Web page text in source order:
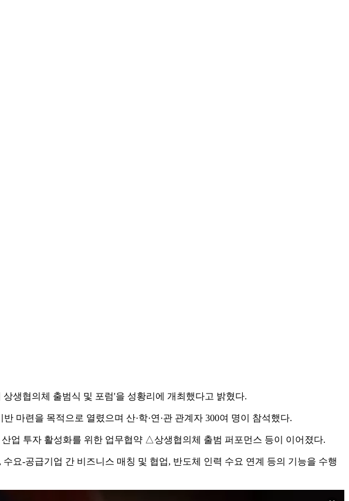
생협의체 출범식 및 포럼'을 성황리에 개최했다고 밝혔다.
마련을 목적으로 열렸으며 산·학·연·관 관계자 300여 명이 참석했다.
업 투자 활성화를 위한 업무협약 △상생협의체 출범 퍼포먼스 등이 이어졌다.
요-공급기업 간 비즈니스 매칭 및 협업, 반도체 인력 수요 연계 등의 기능을 수행